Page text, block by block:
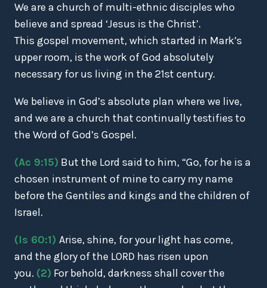
We are a church of multi-ethnic disciples who
believe and spread ‘Jesus is the Christ’.
This gospel movement, which started in Mark’s
upper room, is the work of God absolutely
necessary for us living in the 21st century.
We believe in God’s absolute plan where we live,
and we are a church that continually testifies to
the Word of God’s Gospel.
(Ac 9:15) But the Lord said to him, “Go, for he is a
chosen instrument of mine to carry my name
before the Gentiles and kings and the children of
Israel.
(Is 60:1) Arise, shine, for your light has come,
and the glory of the LORD has risen upon
you. (2) For behold, darkness shall cover the